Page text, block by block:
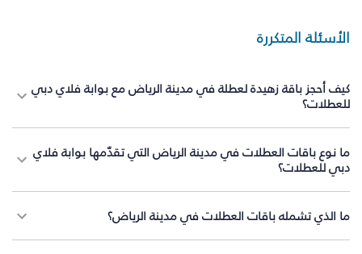
الأسئلة المتكررة
كيف أحجز باقة زهيدة لعطلة في مدينة الرياض مع بوابة فلاي دبي
للعطلات؟
ما نوع باقات العطلات في مدينة الرياض التي تقدّمها بوابة فلاي
دبي للعطلات؟
ما الذي تشمله باقات العطلات في مدينة الرياض؟